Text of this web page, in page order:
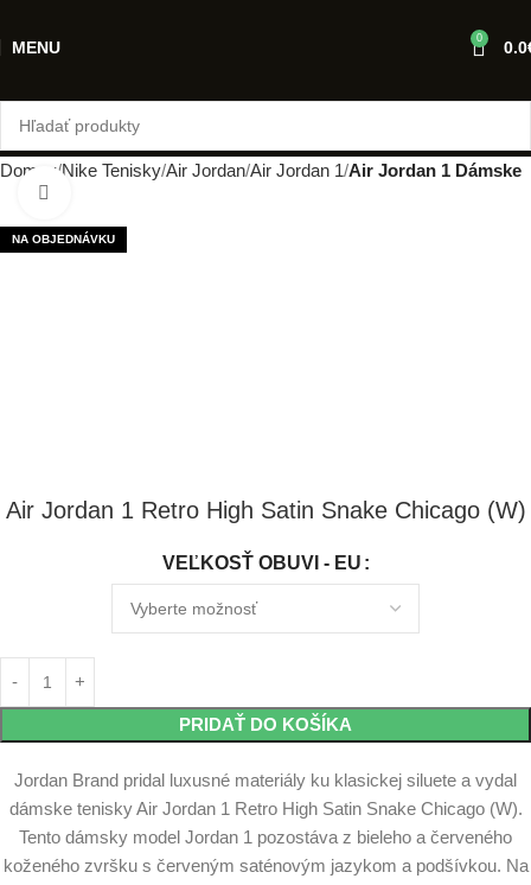
MENU 0 0.0
Domov Nike Tenisky Air Jordan Air Jordan 1 Air Jordan 1 Dámske
NA OBJEDNÁVKU
Air Jordan 1 Retro High Satin Snake Chicago (W)
VEĽKOSŤ OBUVI - EU
PRIDAŤ DO KOŠÍKA
Jordan Brand pridal luxusné materiály ku klasickej siluete a vydal
dámske tenisky Air Jordan 1 Retro High Satin Snake Chicago (W).
Tento dámsky model Jordan 1 pozostáva z bieleho a červeného
koženého zvršku s červeným saténovým jazykom a podšívkou. Na